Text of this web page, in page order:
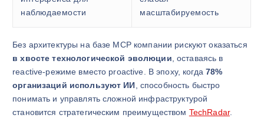
наблюдаемости
масштабируемость
Без архитектуры на базе MCP компании рискуют оказаться
в хвосте технологической эволюции , оставаясь в
reactive-режиме вместо proactive. В эпоху, когда78%
организаций используют ИИ , способность быстро
понимать и управлять сложной инфраструктурой
становится стратегическим преимуществом TechRadar.